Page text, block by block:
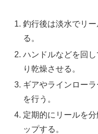
釣行後は淡水でリ
る。
ハンドルなどを回
り乾燥させる。
ギアやラインロー
を行う。
定期的にリールを
ップする。